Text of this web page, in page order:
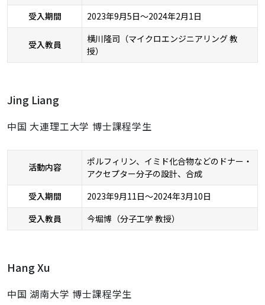
受入期間
2023年9月5日～2024年2月1日
受入教員
横川隆司（マイクロエンジニアリング 教
授）
Jing Liang
中国 大連理工大学 博士課程学生
活動内容
ポルフィリン、イミド化合物などのドナー・
アクセプター分子の設計、合成
受入期間
2023年9月11日～2024年3月10日
受入教員
今堀博（分子工学 教授）
Hang Xu
中国 湖南大学 博士課程学生